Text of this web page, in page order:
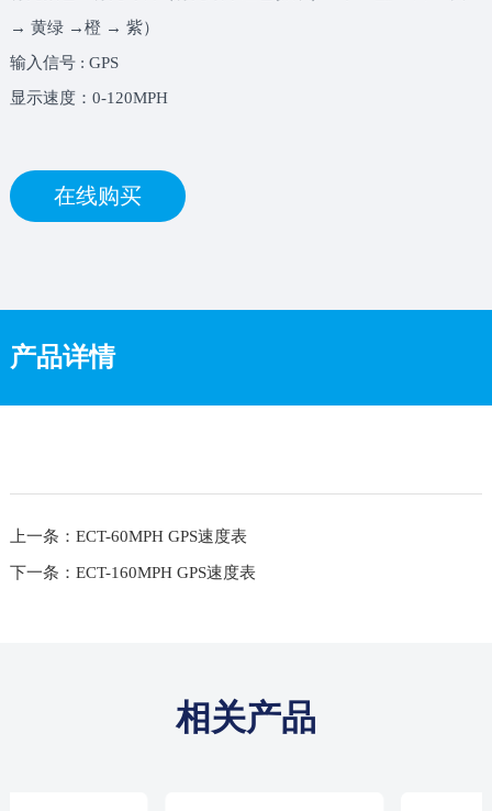
→ 黄绿 →橙 → 紫）
输入信号 : GPS
显示速度：0-120MPH
在线购买
产品详情
上一条：ECT-60MPH GPS速度表
下一条：ECT-160MPH GPS速度表
相关产品